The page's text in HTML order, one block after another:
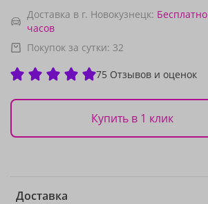
Доставка в г. Новокузнецк: Бесплатно
часов
Покупок за сутки: 32
75 Отзывов и оценок
Купить в 1 клик
Доставка